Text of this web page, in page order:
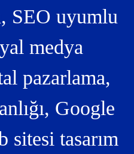
SEO uyumlu
medya
pazarlama,
Google
sitesi tasarım